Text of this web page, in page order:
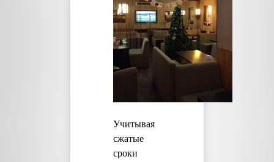
Учитывая
сжатые
сроки